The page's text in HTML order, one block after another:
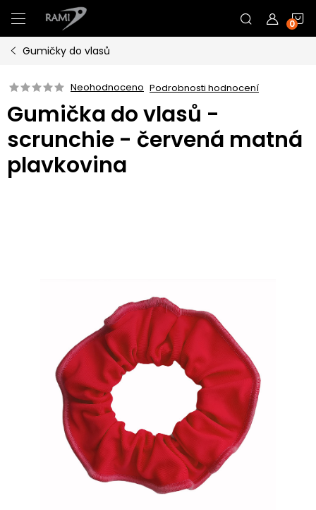
na
obsah
Gumičky do vlasů
Neohodnoceno Podrobnosti hodnocení
Gumička do vlasů -
scrunchie - červená matná
plavkovina